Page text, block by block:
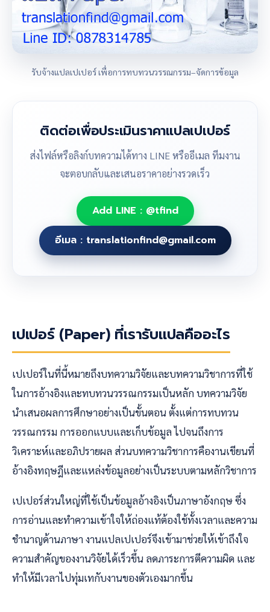
รับจ้างแปลเปเปอร์ เพื่อการทบทวนวรรณกรรม–จัดการข้อมูล
ติดต่อเพื่อประเมินราคาแปลเปเปอร์
ส่งไฟล์หรือลิงก์บทความได้ทาง LINE หรืออีเมล ทีมงาน
จะตอบกลับและเสนอราคาอย่างรวดเร็ว
Add LINE : @tfind
อีเมล : translationfind@gmail.com
เปเปอร์ (Paper) ที่เรารับแปลคืออะไร
เปเปอร์ในที่นี้หมายถึงบทความวิจัยและบทความวิชาการที่ใช้
ในการอ้างอิงและทบทวนวรรณกรรมเป็นหลัก บทความวิจัย
นำเสนอผลการศึกษาอย่างเป็นขั้นตอน ตั้งแต่การทบทวน
วรรณกรรม การออกแบบและเก็บข้อมูล ไปจนถึงการ
วิเคราะห์และอภิปรายผล ส่วนบทความวิชาการคืองานเขียนที่
อ้างอิงทฤษฎีและแหล่งข้อมูลอย่างเป็นระบบตามหลักวิชาการ
เปเปอร์ส่วนใหญ่ที่ใช้เป็นข้อมูลอ้างอิงเป็นภาษาอังกฤษ ซึ่ง
การอ่านและทำความเข้าใจให้ถ่องแท้ต้องใช้ทั้งเวลาและความ
ชำนาญด้านภาษา งานแปลเปเปอร์จึงเข้ามาช่วยให้เข้าถึงใจ
ความสำคัญของงานวิจัยได้เร็วขึ้น ลดภาระการตีความผิด และ
ทำให้มีเวลาไปทุ่มเทกับงานของตัวเองมากขึ้น